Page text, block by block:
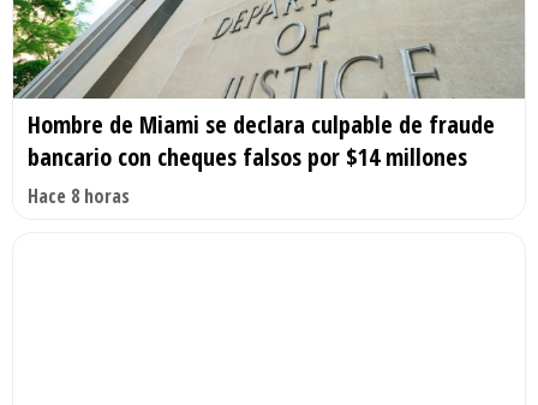
Hombre de Miami se declara culpable de fraude
bancario con cheques falsos por $14 millones
Hace 8 horas